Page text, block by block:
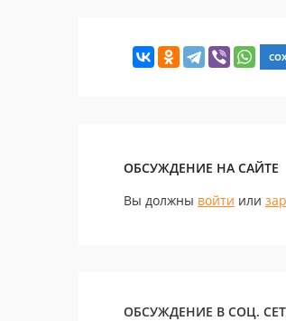
ОБСУЖДЕНИЕ НА САЙТЕ
Вы должны войти или
ОБСУЖДЕНИЕ В СОЦ.